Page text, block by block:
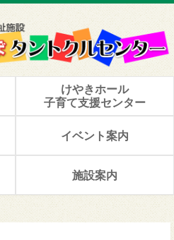
けやきホール
子育て支援センター
イベント案内
施設案内